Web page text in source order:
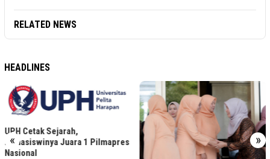
RELATED NEWS
HEADLINES
« »
UPH Cetak Sejarah,
Mahasiswinya Juara 1 Pilmapres
Nasional